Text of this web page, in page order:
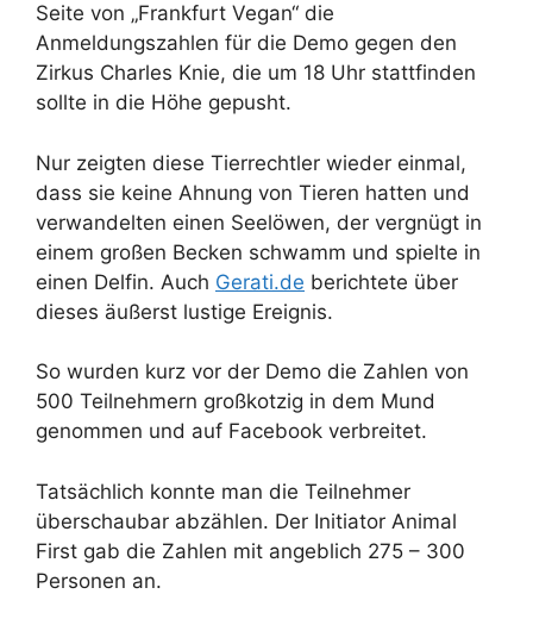
Seite von „Frankfurt Vegan“ die
Anmeldungszahlen für die Demo gegen den
Zirkus Charles Knie, die um 18 Uhr stattfinden
sollte in die Höhe gepusht.
Nur zeigten diese Tierrechtler wieder einmal,
dass sie keine Ahnung von Tieren hatten und
verwandelten einen Seelöwen, der vergnügt in
einem großen Becken schwamm und spielte in
einen Delfin. Auch Gerati.de berichtete über
dieses äußerst lustige Ereignis.
So wurden kurz vor der Demo die Zahlen von
500 Teilnehmern großkotzig in dem Mund
genommen und auf Facebook verbreitet.
Tatsächlich konnte man die Teilnehmer
überschaubar abzählen. Der Initiator Animal
First gab die Zahlen mit angeblich 275 – 300
Personen an.